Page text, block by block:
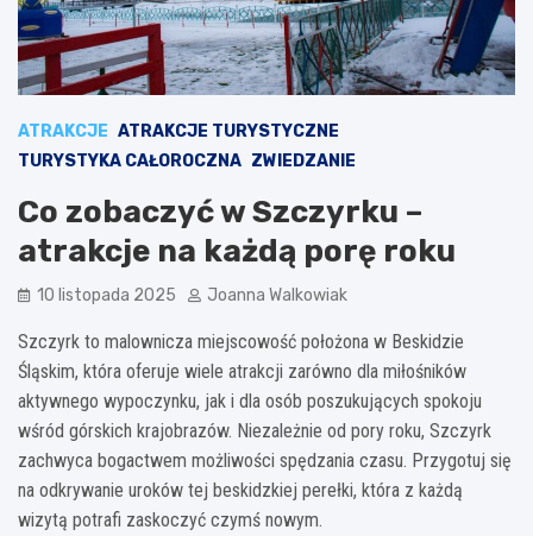
ATRAKCJE ATRAKCJE TURYSTYCZNE
TURYSTYKA CAŁOROCZNA ZWIEDZANIE
Co zobaczyć w Szczyrku –
atrakcje na każdą porę roku
10 listopada 2025 Joanna Walkowiak
Szczyrk to malownicza miejscowość położona w Beskidzie
Śląskim, która oferuje wiele atrakcji zarówno dla miłośników
aktywnego wypoczynku, jak i dla osób poszukujących spokoju
wśród górskich krajobrazów. Niezależnie od pory roku, Szczyrk
zachwyca bogactwem możliwości spędzania czasu. Przygotuj się
na odkrywanie uroków tej beskidzkiej perełki, która z każdą
wizytą potrafi zaskoczyć czymś nowym.